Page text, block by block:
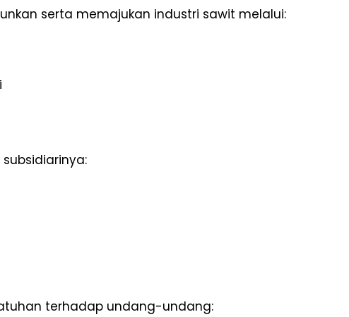
serta memajukan industri sawit melalui:
terhadap undang-undang: